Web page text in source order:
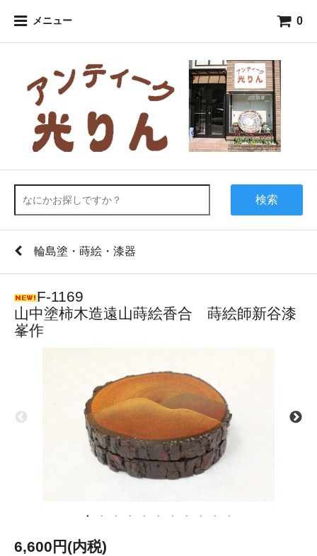
メニュー 0
検索
輪島塗・蒔絵・漆器
F-1169
山中塗柿木造遠山蒔絵香合 蒔絵師新谷漆
峯作
6,600円(内税)